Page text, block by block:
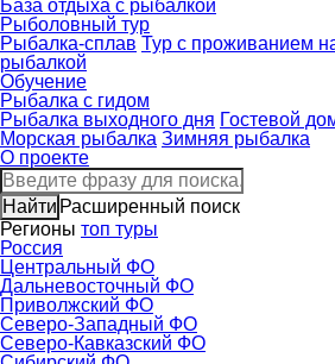
База отдыха с рыбалкой
Рыболовный тур
Рыбалка-сплав Тур с проживанием
рыбалкой
Обучение
Рыбалка с гидом
Рыбалка выходного дня Гостевой
Морская рыбалка Зимняя рыбалка
О проекте
Расширенный поиск
Регионы топ туры
Россия
Центральный ФО
Дальневосточный ФО
Приволжский ФО
Северо-Западный ФО
Северо-Кавказский ФО